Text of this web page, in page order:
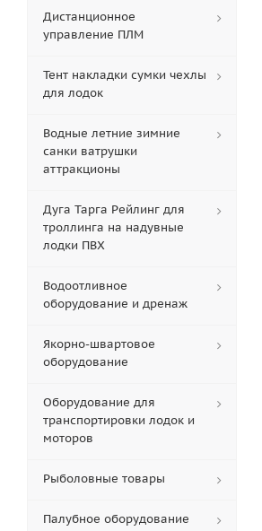
Дистанционное
управление ПЛМ
Тент накладки сумки чехлы
для лодок
Водные летние зимние
санки ватрушки
аттракционы
Дуга Тарга Рейлинг для
троллинга на надувные
лодки ПВХ
Водоотливное
оборудование и дренаж
Якорно-швартовое
оборудование
Оборудование для
транспортировки лодок и
моторов
Рыболовные товары
Палубное оборудование